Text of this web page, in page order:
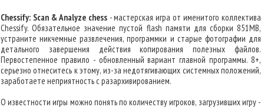
Chessify: Scan & Analyze chess- мастерская игра от именитого коллектива
Chessify. Обязательное значение пустой flash памяти для сборки 851MB,
устраните никчемные развлечения, программки и старые фотографии для
детального завершения действия копирования полезных файлов.
Первостепенное правило - обновленный вариант главной программы. 8+,
серьезно отнеситесь к этому, из-за недотягивающих системных положений,
заработаете неприятность с разархивированием.
О известности игры можно понять по количеству игроков, загрузивших игру -